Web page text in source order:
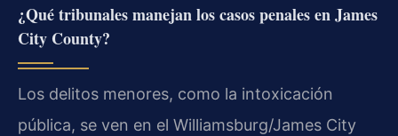
¿Qué tribunales manejan los casos penales en James
City County?
Los delitos menores, como la intoxicación
pública, se ven en el Williamsburg/James City